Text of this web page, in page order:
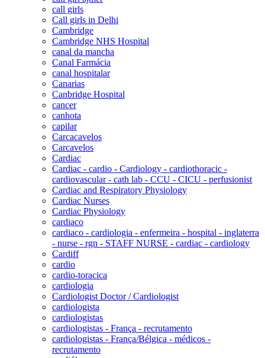
call girls
Call girls in Delhi
Cambridge
Cambridge NHS Hospital
canal da mancha
Canal Farmácia
canal hospitalar
Canarias
Canbridge Hospital
cancer
canhota
capilar
Carcacavelos
Carcavelos
Cardiac
Cardiac - cardio - Cardiology - cardiothoracic -
cardiovascular - cath lab - CCU - CICU - perfusionist
Cardiac and Respiratory Physiology
Cardiac Nurses
Cardiac Physiology
cardiaco
cardiaco - cardiologia - enfermeira - hospital - inglaterra
- nurse - rgn - STAFF NURSE - cardiac - cardiology
Cardiff
cardio
cardio-toracica
cardiologia
Cardiologist Doctor / Cardiologist
cardiologista
cardiologistas
cardiologistas - França - recrutamento
cardiologistas - França/Bélgica - médicos -
recrutamento